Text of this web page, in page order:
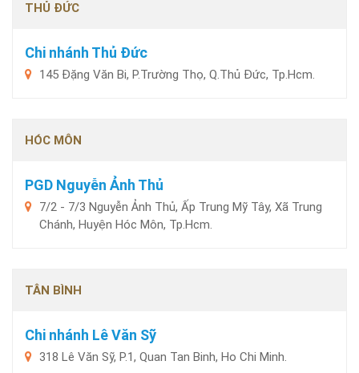
THỦ ĐỨC
Chi nhánh Thủ Đức
145 Đặng Văn Bi, P.Trường Thọ, Q.Thủ Đức, Tp.Hcm.
HÓC MÔN
PGD Nguyễn Ảnh Thủ
7/2 - 7/3 Nguyễn Ảnh Thủ, Ấp Trung Mỹ Tây, Xã Trung
Chánh, Huyện Hóc Môn, Tp.Hcm.
TÂN BÌNH
Chi nhánh Lê Văn Sỹ
318 Lê Văn Sỹ, P.1, Quan Tan Binh, Ho Chi Minh.